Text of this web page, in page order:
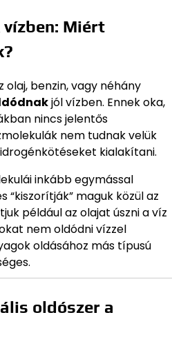
Miért
benzin, vagy néhány
jól vízben. Ennek oka,
nincs jelentős
nem tudnak velük
kialakítani.
inkább egymással
“kiszorítják” maguk közül az
például az olajat úszni a víz
nem oldódni vízzel
oldásához más típusú
oldószer a